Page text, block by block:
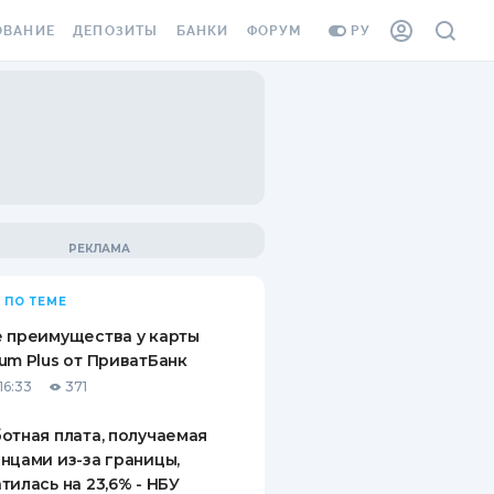
РУ
ВИНЬЕТКА
СОТРУДНИКОВ
ОТ
СЛУЧАЕВ
ДЕПОЗИТЫ
ВОПРОСЫ И ОТВЕТЫ
ПУТЕВОДИТЕЛИ ПО
БАНКИ ФОРУМ
ПО ТЕМЕ
преимущества у карты
Plus от ПриватБанк
371
плата, получаемая
из-за границы,
на 23,6% - НБУ